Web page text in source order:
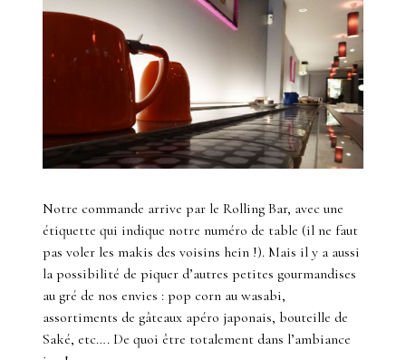
Notre commande arrive par le Rolling Bar, avec une
étiquette qui indique notre numéro de table (il ne faut
pas voler les makis des voisins hein !). Mais il y a aussi
la possibilité de piquer d’autres petites gourmandises
au gré de nos envies : pop corn au wasabi,
assortiments de gâteaux apéro japonais, bouteille de
Saké, etc…. De quoi être totalement dans l’ambiance